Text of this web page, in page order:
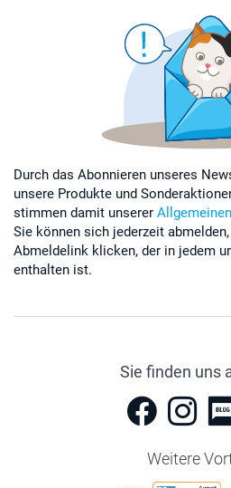
Durch das Abonnieren unseres
unsere Produkte und
stimmen damit unserer
Sie können sich jederzeit
Abmeldelink klicken, der in jedem
enthalten ist.
Sie finden uns
Weitere